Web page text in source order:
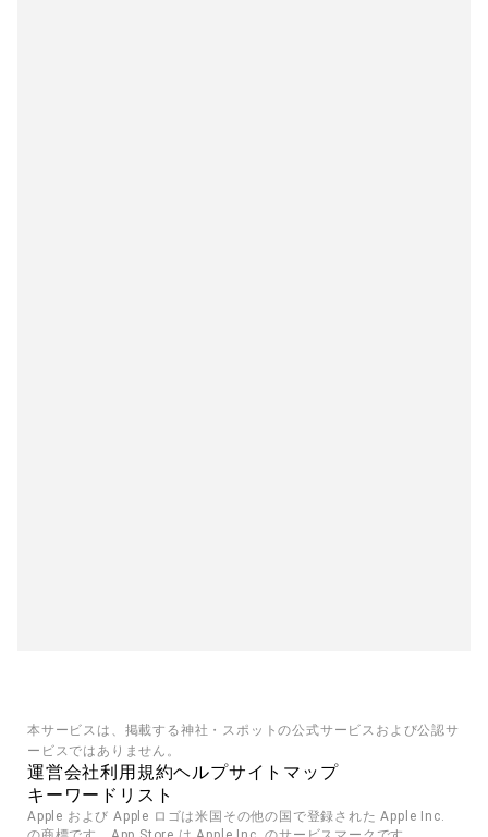
本サービスは、掲載する神社・スポットの公式サービスおよび公認サ
ービスではありません。
運営会社利用規約ヘルプサイトマップ
キーワードリスト
Apple および Apple ロゴは米国その他の国で登録された Apple Inc.